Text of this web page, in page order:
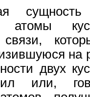
атомы
на
двух
или,